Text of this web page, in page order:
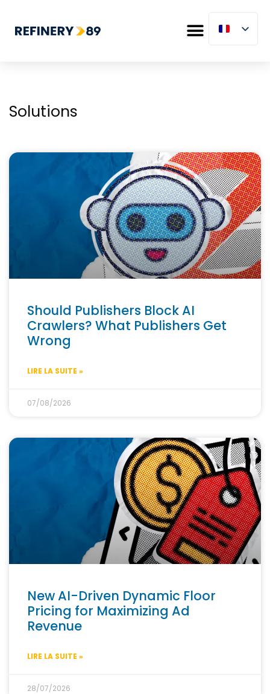
Solutions
Should Publishers Block AI
Crawlers? What Publishers Get
Wrong
LIRE LA SUITE »
07/08/2026
New AI-Driven Dynamic Floor
Pricing for Maximizing Ad
Revenue
LIRE LA SUITE »
28/07/2026